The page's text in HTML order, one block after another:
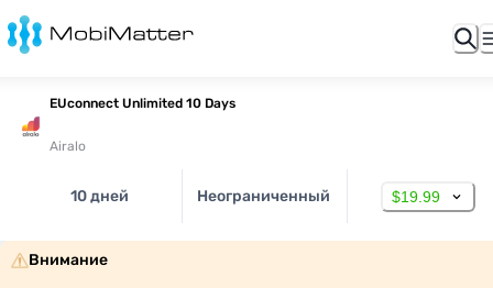
EUconnect Unlimited 10 Days
Airalo
10 дней Неограниченный $19.99
Внимание